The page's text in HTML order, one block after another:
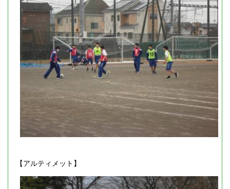
【アルティメット】